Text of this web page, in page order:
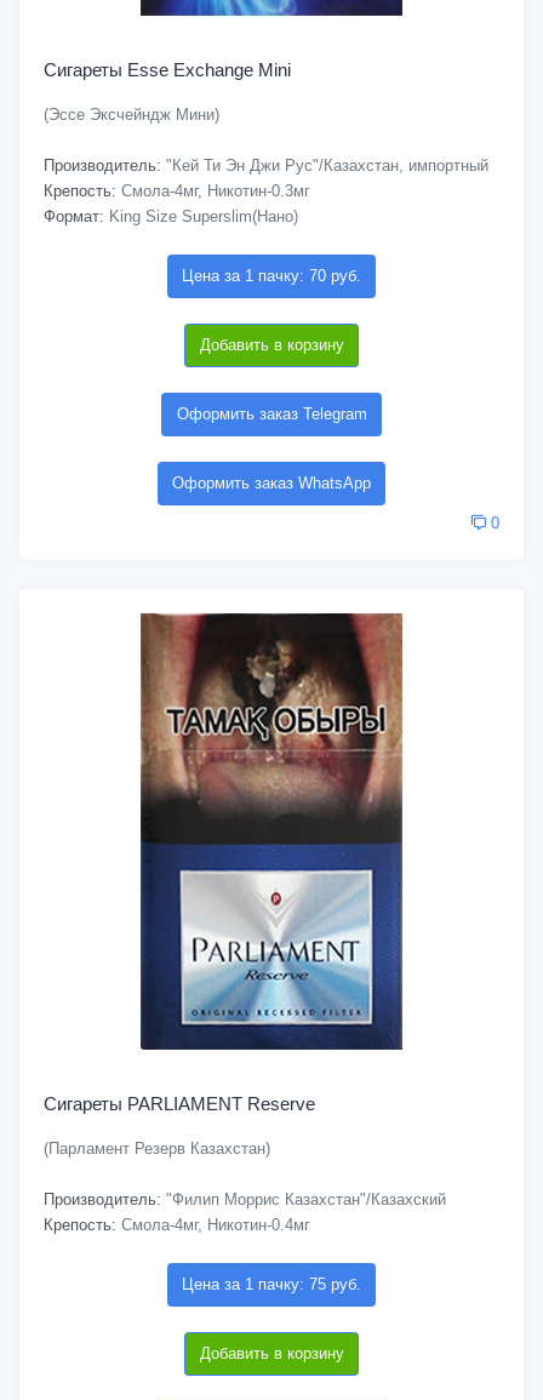
Сигареты Esse Exchange Mini
(Эссе Эксчейндж Мини)
Производитель: "Кей Ти Эн Джи Рус"/Казахстан, импортный
Крепость: Смола-4мг, Никотин-0.3мг
Формат: King Size Superslim(Нано)
Цена за 1 пачку: 70 руб.
Добавить в корзину
Оформить заказ Telegram
Оформить заказ WhatsApp
0
Сигареты PARLIAMENT Reserve
(Парламент Резерв Казахстан)
Производитель: "Филип Моррис Казахстан"/Казахский
Крепость: Смола-4мг, Никотин-0.4мг
Цена за 1 пачку: 75 руб.
Добавить в корзину